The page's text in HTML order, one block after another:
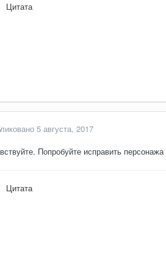
Цитата
5 августа, 2017
Попробуйте исправить
Цитата